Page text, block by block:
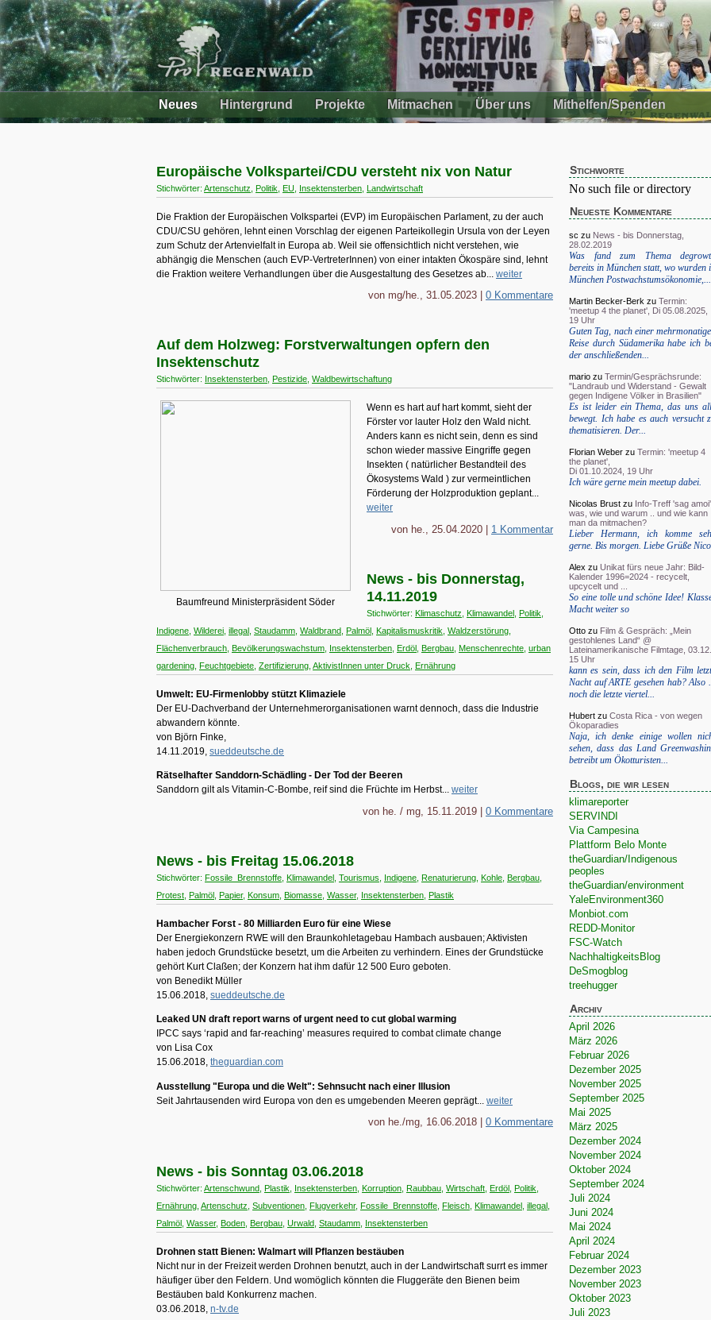
Neues Hintergrund Projekte Mitmachen Über uns Mithelfen/Spenden
Europäische Volkspartei/CDU versteht nix von Natur
Stichwörter: Artenschutz Politik EU Insektensterben Landwirtschaft
Die Fraktion der Europäischen Volkspartei (EVP) im Europäischen Parlament, zu der auch
CDU/CSU gehören, lehnt einen Vorschlag der eigenen Parteikollegin Ursula von der Leyen
zum Schutz der Artenvielfalt in Europa ab. Weil sie offensichtlich nicht verstehen, wie
abhängig die Menschen (auch EVP-VertreterInnen) von einer intakten Ökospäre sind, lehnt
die Fraktion weitere Verhandlungen über die Ausgestaltung des Gesetzes ab... weiter
von mg/he., 31.05.2023 | 0 Kommentare
Auf dem Holzweg: Forstverwaltungen opfern den
Insektenschutz
Stichwörter: Insektensterben, Pestizide, Waldbewirtschaftung
Baumfreund Ministerpräsident Söder
Wenn es hart auf hart kommt, sieht der
Förster vor lauter Holz den Wald nicht.
Anders kann es nicht sein, denn es sind
schon wieder massive Eingriffe gegen
Insekten ( natürlicher Bestandteil des
Ökosystems Wald ) zur vermeintlichen
Förderung der Holzproduktion geplant...
weiter
von he., 25.04.2020 | 1 Kommentar
News - bis Donnerstag,
14.11.2019
Stichwörter: Klimaschutz Klimawandel Politik
Indigene Wilderei illegal Staudamm Waldbrand Palmöl Kapitalismuskritik Waldzerstörung
Flächenverbrauch Bevölkerungswachstum Insektensterben Erdöl Bergbau Menschenrechte urban
gardening Feuchtgebiete Zertifizierung AktivistInnen unter Druck Ernährung
Umwelt: EU-Firmenlobby stützt Klimaziele
Der EU-Dachverband der Unternehmerorganisationen warnt dennoch, dass die Industrie
abwandern könnte.
von Björn Finke,
14.11.2019, sueddeutsche.de
Rätselhafter Sanddorn-Schädling - Der Tod der Beeren
Sanddorn gilt als Vitamin-C-Bombe, reif sind die Früchte im Herbst... weiter
von he. / mg, 15.11.2019 | 0 Kommentare
News - bis Freitag 15.06.2018
Stichwörter: Fossile_Brennstoffe Klimawandel Tourismus Indigene Renaturierung Kohle Bergbau
Protest Palmöl Papier, Konsum Biomasse Wasser, Insektensterben Plastik
Hambacher Forst - 80 Milliarden Euro für eine Wiese
Der Energiekonzern RWE will den Braunkohletagebau Hambach ausbauen; Aktivisten
haben jedoch Grundstücke besetzt, um die Arbeiten zu verhindern. Eines der Grundstücke
gehört Kurt Claßen; der Konzern hat ihm dafür 12 500 Euro geboten.
von Benedikt Müller
15.06.2018, sueddeutsche.de
Leaked UN draft report warns of urgent need to cut global warming
IPCC says ‘rapid and far-reaching’ measures required to combat climate change
von Lisa Cox
15.06.2018, theguardian.com
Ausstellung "Europa und die Welt": Sehnsucht nach einer Illusion
Seit Jahrtausenden wird Europa von den es umgebenden Meeren geprägt... weiter
von he./mg, 16.06.2018 | 0 Kommentare
News - bis Sonntag 03.06.2018
Stichwörter: Artenschwund Plastik Insektensterben Korruption Raubbau Wirtschaft Erdöl Politik
Ernährung Artenschutz Subventionen Flugverkehr, Fossile_Brennstoffe Fleisch Klimawandel illegal
Palmöl
Wasser, Boden Bergbau Urwald Staudamm Insektensterben
Drohnen statt Bienen: Walmart will Pflanzen bestäuben
Nicht nur in der Freizeit werden Drohnen benutzt, auch in der Landwirtschaft surrt es immer
häufiger über den Feldern. Und womöglich könnten die Fluggeräte den Bienen beim
Bestäuben bald Konkurrenz machen.
03.06.2018, n-tv.de
Stichworte
No such file or directory
Neueste Kommentare
sc zu News - bis Donnerstag,
28.02.2019
Was fand zum Thema
bereits in München statt, wo wurden
München Postwachstumsökonomie,...
Martin Becker-Berk zu Termin:
'meetup 4 the planet', Di 05.08.2025,
19 Uhr
Guten Tag, nach einer
Reise durch Südamerika habe ich
der anschließenden...
mario zu Termin/Gesprächsrunde:
"Landraub und Widerstand - Gewalt
gegen Indigene Völker in Brasilien"
Es ist leider ein Thema, das uns
bewegt. Ich habe es auch versucht
thematisieren. Der...
Florian Weber zu Termin: 'meetup 4
the planet',
Di 01.10.2024, 19 Uhr
Ich wäre gerne mein meetup dabei.
Nicolas Brust zu Info-Treff 'sag
was, wie und warum .. und wie kann
man da mitmachen?
Lieber Hermann, ich komme
gerne. Bis morgen. Liebe Grüße Nico
Alex zu Unikat fürs neue Jahr: Bild-
Kalender 1996=2024 - recycelt,
upcycelt und ...
So eine tolle und schöne Idee!
Macht weiter so
Otto zu Film & Gespräch: „Mein
gestohlenes Land“ @
Lateinamerikanische Filmtage, 03.12.,
15 Uhr
kann es sein, dass ich den Film
Nacht auf ARTE gesehen hab? Also ...
noch die letzte viertel...
Hubert zu Costa Rica - von wegen
Ökoparadies
Naja, ich denke einige wollen
sehen, dass das Land
betreibt um Ökotturisten...
Blogs, die wir lesen
klimareporter
SERVINDI
Via Campesina
Plattform Belo Monte
theGuardian/Indigenous
peoples
theGuardian/environment
YaleEnvironment360
Monbiot.com
REDD-Monitor
FSC-Watch
NachhaltigkeitsBlog
DeSmogblog
treehugger
Archiv
April 2026
März 2026
Februar 2026
Dezember 2025
November 2025
September 2025
Mai 2025
März 2025
Dezember 2024
November 2024
Oktober 2024
September 2024
Juli 2024
Juni 2024
Mai 2024
April 2024
Februar 2024
Dezember 2023
November 2023
Oktober 2023
Juli 2023